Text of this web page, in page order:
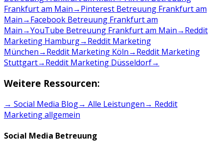
Frankfurt am Main→Pinterest Betreuung Frankfurt am
Main→Facebook Betreuung Frankfurt am
Main→YouTube Betreuung Frankfurt am Main→Reddit
Marketing Hamburg→Reddit Marketing
München→Reddit Marketing Köln→Reddit Marketing
Stuttgart→Reddit Marketing Düsseldorf→
Weitere Ressourcen:
→ Social Media Blog→ Alle Leistungen→ Reddit
Marketingallgemein
Social Media Betreuung